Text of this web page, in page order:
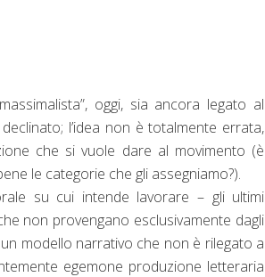
oggi, sia ancora legato al
l’idea non è totalmente errata,
che si vuole dare al movimento (è
le categorie che gli assegniamo?).
su cui intende lavorare – gli ultimi
non provengano esclusivamente dagli
modello narrativo che non è rilegato a
egemone produzione letteraria